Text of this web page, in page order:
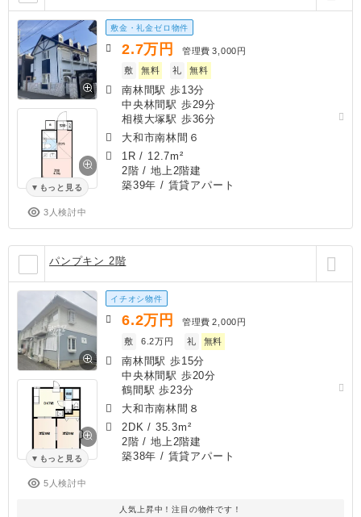
もっと見る
3人検討中
敷金・礼金ゼロ物件
2.7万円 管理費 3,000円
敷
無料 礼 無料
南林間駅 歩13分
中央林間駅 歩29分
相模大塚駅 歩36分
大和市南林間６
1R / 12.7m²
2階 / 地上2階建
築39年 / 賃貸アパート
パンプキン 2階
もっと見る
5人検討中
イチオシ物件
6.2万円 管理費 2,000円
敷
6.2万円 礼 無料
南林間駅 歩15分
中央林間駅 歩20分
鶴間駅 歩23分
大和市南林間８
2DK / 35.3m²
2階 / 地上2階建
築38年 / 賃貸アパート
人気上昇中！注目の物件です！